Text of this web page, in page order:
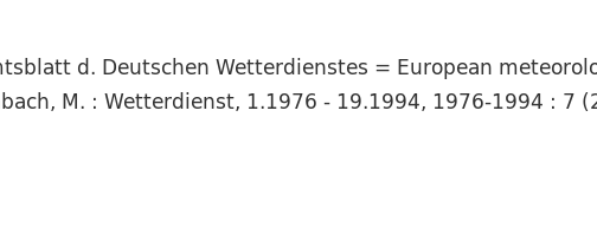
d. Deutschen Wetterdienstes = European
M. : Wetterdienst, 1.1976 - 19.1994, 1976-1994 : 7